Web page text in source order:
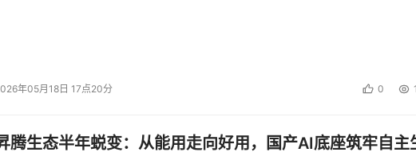
不构成投资建议。
年05月18日 17点20分 0
腾生态半年蜕变：从能用走向好用，国产AI底座筑牢自主